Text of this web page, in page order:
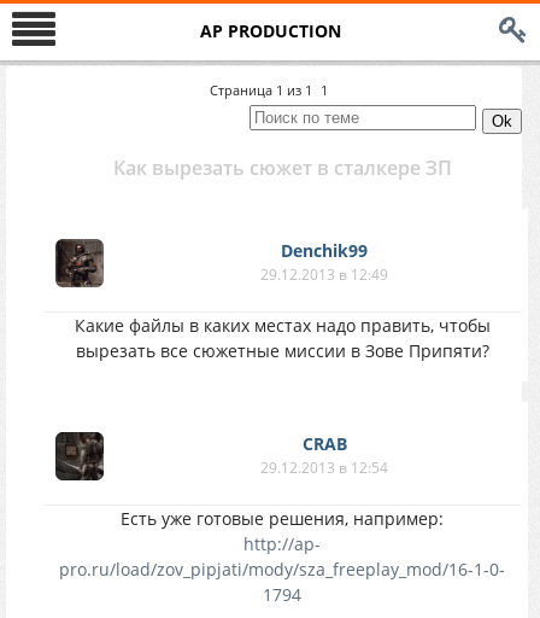
AP PRODUCTION
Страница 1 из 1 1
Как вырезать сюжет в сталкере ЗП
Denchik99
29.12.2013 в 12:49
Какие файлы в каких местах надо править, чтобы
вырезать все сюжетные миссии в Зове Припяти?
CRAB
29.12.2013 в 12:54
Есть уже готовые решения, например:
http://ap-
pro.ru/load/zov_pipjati/mody/sza_freeplay_mod/16-1-0-
1794